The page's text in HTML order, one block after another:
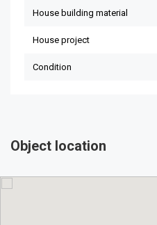
Object location